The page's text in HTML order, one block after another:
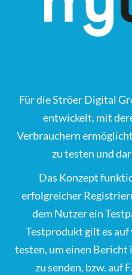
Für die Ströer Digital
entwickelt, mit
Verbrauchern
zu testen und
Das Konzept
erfolgreicher
dem Nutzer ein
Testprodukt gilt es
testen, um einen Bericht
zu senden, bzw. auf